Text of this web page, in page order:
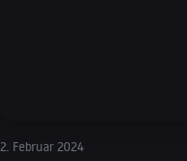
2. Februar 2024